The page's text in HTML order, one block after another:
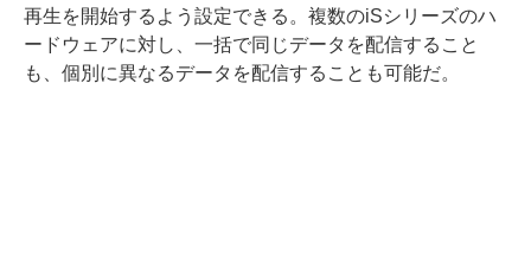
再生を開始するよう設定できる。複数のiSシリーズのハ
ードウェアに対し、一括で同じデータを配信すること
も、個別に異なるデータを配信することも可能だ。